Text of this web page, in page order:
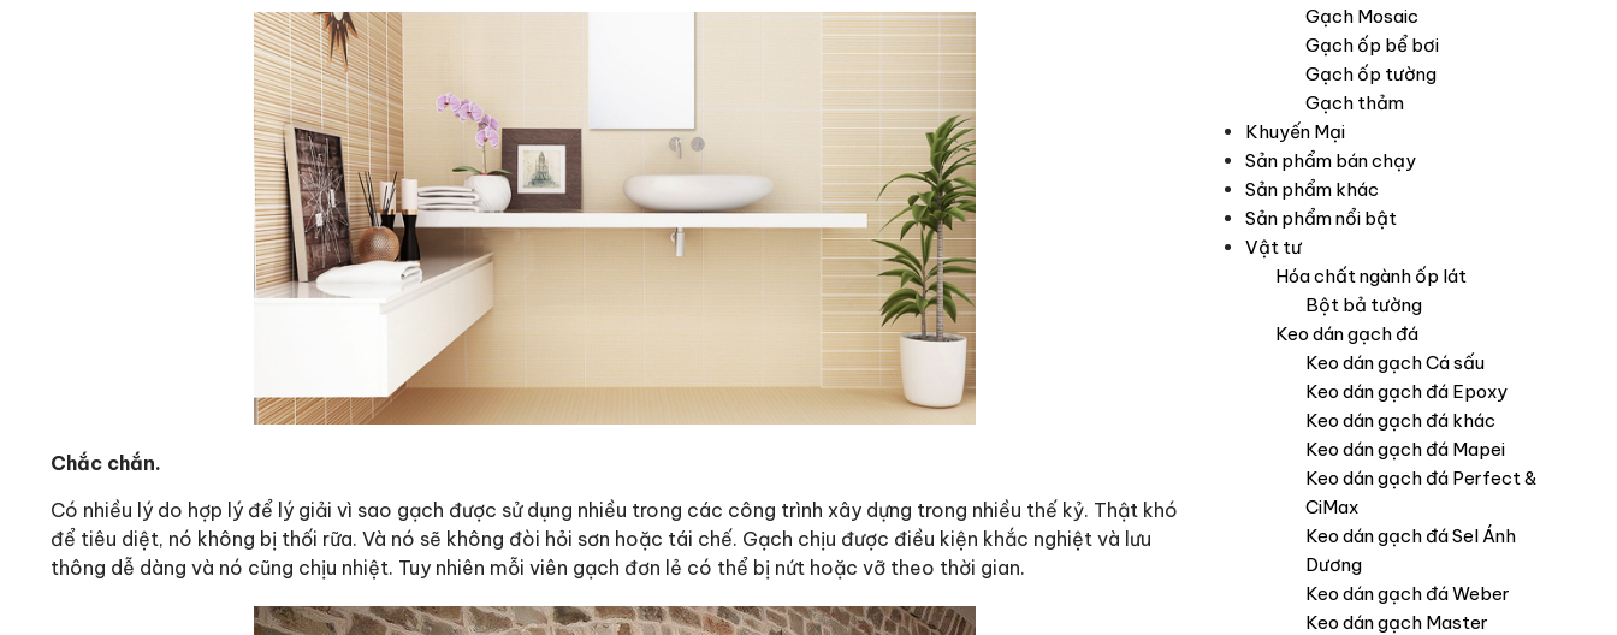
Chắc chắn.
Có nhiều lý do hợp lý để lý giải vì sao gạch được sử dụng nhiều trong các công trình xây dựng trong nhiều thế kỷ. Thật khó
để tiêu diệt, nó không bị thối rữa. Và nó sẽ không đòi hỏi sơn hoặc tái chế. Gạch chịu được điều kiện khắc nghiệt và lưu
thông dễ dàng và nó cũng chịu nhiệt. Tuy nhiên mỗi viên gạch đơn lẻ có thể bị nứt hoặc vỡ theo thời gian.
Gạch Mosaic
Gạch ốp bể bơi
Gạch ốp tường
Gạch thảm
Khuyến Mại
Sản phẩm bán chạy
Sản phẩm khác
Sản phẩm nổi bật
Vật tư
Hóa chất ngành ốp lát
Bột bả tường
Keo dán gạch đá
Keo dán gạch Cá sấu
Keo dán gạch đá Epoxy
Keo dán gạch đá khác
Keo dán gạch đá Mapei
Keo dán gạch đá Perfect &
CiMax
Keo dán gạch đá Sel Ánh
Dương
Keo dán gạch đá Weber
Keo dán gạch Master